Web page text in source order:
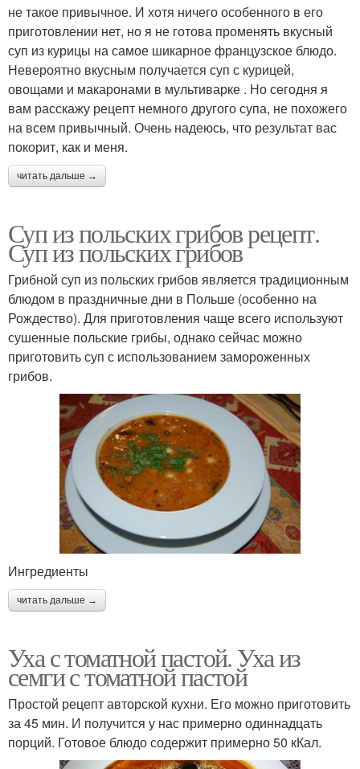
не такое привычное. И хотя ничего особенного в его
приготовлении нет, но я не готова променять вкусный
суп из курицы на самое шикарное французское блюдо.
Невероятно вкусным получается суп с курицей,
овощами и макаронами в мультиварке . Но сегодня я
вам расскажу рецепт немного другого супа, не похожего
на всем привычный. Очень надеюсь, что результат вас
покорит, как и меня.
читать дальше →
Суп из польских грибов рецепт.
Суп из польских грибов
Грибной суп из польских грибов является традиционным
блюдом в праздничные дни в Польше (особенно на
Рождество). Для приготовления чаще всего используют
сушенные польские грибы, однако сейчас можно
приготовить суп с использованием замороженных
грибов.
Ингредиенты
читать дальше →
Уха с томатной пастой. Уха из
семги с томатной пастой
Простой рецепт авторской кухни. Его можно приготовить
за 45 мин. И получится у нас примерно одиннадцать
порций. Готовое блюдо содержит примерно 50 кКал.